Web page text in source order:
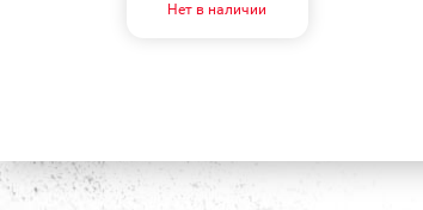
Нет в наличии